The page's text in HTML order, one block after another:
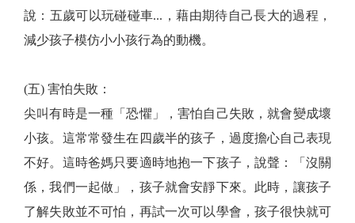
說：五歲可以玩碰碰車...，藉由期待自己長大的過程，
減少孩子模仿小小孩行為的動機。
(五) 害怕失敗：
尖叫有時是一種「恐懼」，害怕自己失敗，就會變成壞
小孩。這常常發生在四歲半的孩子，過度擔心自己表現
不好。這時爸媽只要適時地抱一下孩子，說聲：「沒關
係，我們一起做」，孩子就會安靜下來。此時，讓孩子
了解失敗並不可怕，再試一次可以學會，孩子很快就可